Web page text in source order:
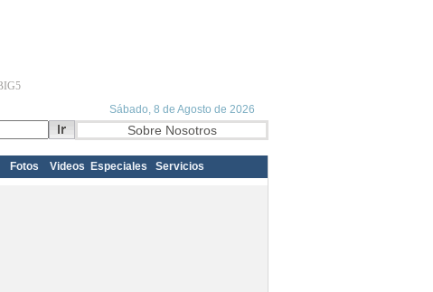
Fotos Videos Especiales Servicios